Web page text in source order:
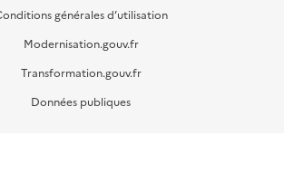
générales d’utilisation
Modernisation.gouv.fr
Transformation.gouv.fr
Données publiques